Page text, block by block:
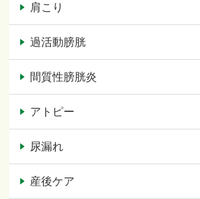
肩こり
過活動膀胱
間質性膀胱炎
アトピー
尿漏れ
産後ケア